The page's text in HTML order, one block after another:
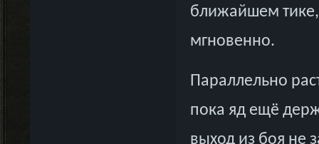
ближайшем
мгновенно.
Параллельно
пока яд ещё
выход из боя не